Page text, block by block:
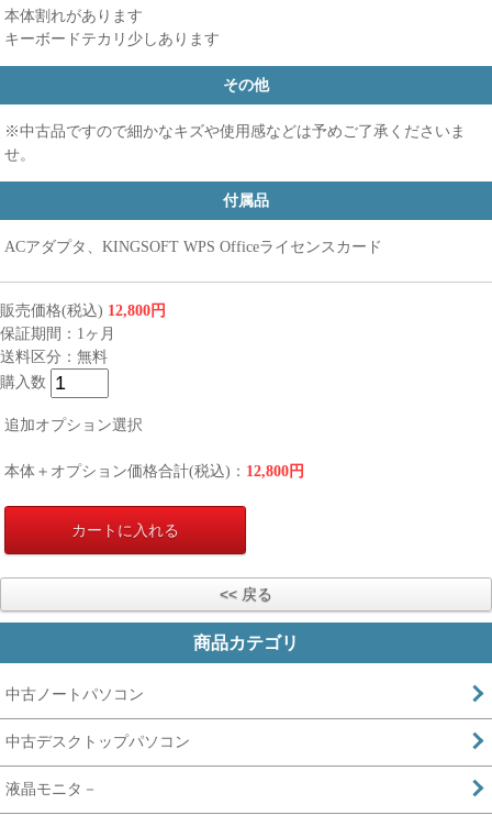
本体割れがあります
キーボードテカリ少しあります
その他
※中古品ですので細かなキズや使用感などは予めご了承くださいま
せ。
付属品
ACアダプタ、KINGSOFT WPS Officeライセンスカード
販売価格(税込) 12,800円
保証期間：1ヶ月
送料区分：無料
購入数
追加オプション選択
本体＋オプション価格合計(税込)： 12,800 円
商品カテゴリ
中古ノートパソコン
中古デスクトップパソコン
液晶モニタ－